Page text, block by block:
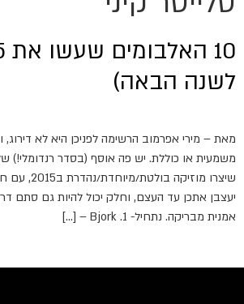
לשנה הבאה)
מאת – מירי אפרמוב הרשימה לפניכן היא לא
שיצרו מוזיקה
יעצבן אתכן עד העצם, וחלק יכול להיות גם סתם
אמנית מבריקה. נתחיל- 1. Bjork – […]